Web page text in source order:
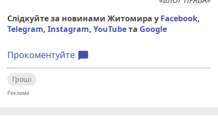
Слідкуйте за новинами Житомира у Facebook,
Telegram, Instagram, YouTubeта Google
Прокоментуйте chat_bubble
Гроші